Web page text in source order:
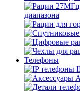
диапазона
Телефоны